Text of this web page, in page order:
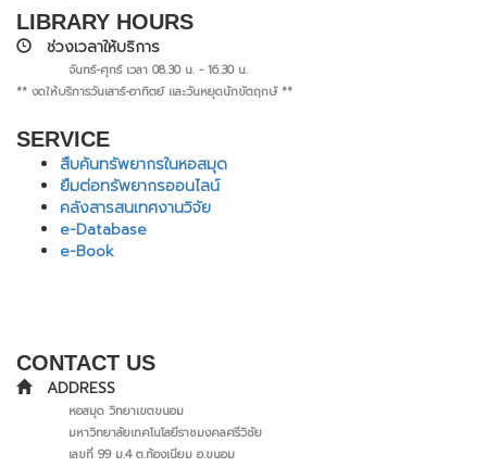
LIBRARY HOURS
ช่วงเวลาให้บริการ
จันทร์-ศุกร์ เวลา 08.30 น. - 16.30 น.
** งดให้บริการวันเสาร์-อาทิตย์ และวันหยุดนักขัตฤกษ์ **
SERVICE
สืบค้นทรัพยากรในหอสมุด
ยืมต่อทรัพยากรออนไลน์
คลังสารสนเทศงานวิจัย
e-Database
e-Book
CONTACT US
ADDRESS
หอสมุด วิทยาเขตขนอม
มหาวิทยาลัยเทคโนโลยีราชมงคลศรีวิชัย
เลขที่ 99 ม.4 ต.ท้องเนียม อ.ขนอม